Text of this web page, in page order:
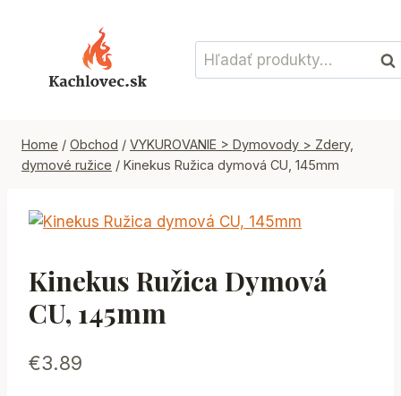
Hľadať:
Home / Obchod / VYKUROVANIE > Dymovody > Zdery,
dymové ružice / Kinekus Ružica dymová CU, 145mm
Kinekus Ružica Dymová
CU, 145mm
€3.89